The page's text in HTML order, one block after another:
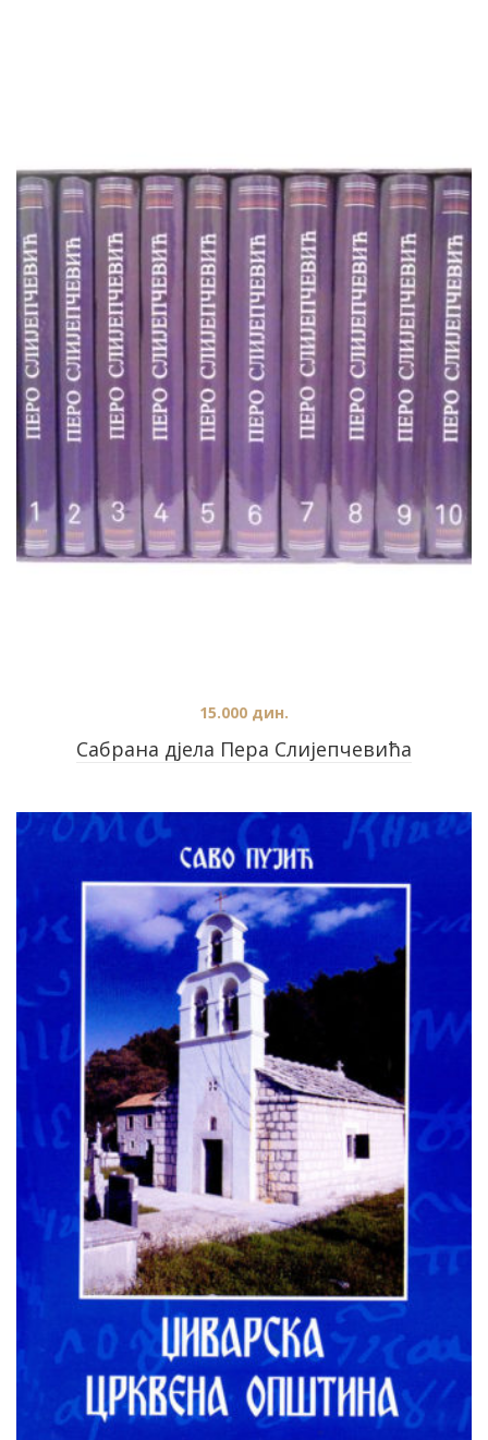
Сабрана дјела Пера Слијепчевића
15.000 дин.